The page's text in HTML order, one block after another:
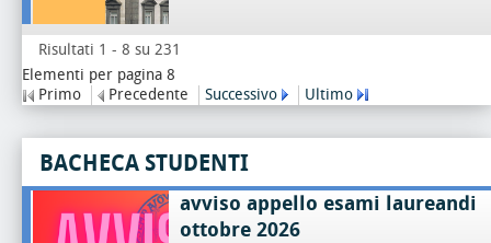
Risultati 1 - 8 su 231
Elementi per pagina 8
Primo
Precedente Successivo Ultimo
BACHECA STUDENTI
avviso appello esami laureandi
ottobre 2026